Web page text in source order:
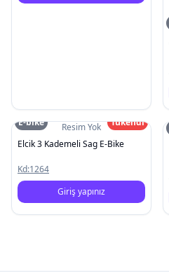
Resim Yok
E-bike
Tükendi
Elcik 3 Kademeli Sag E-Bike
Kd:1264
Giriş yapınız